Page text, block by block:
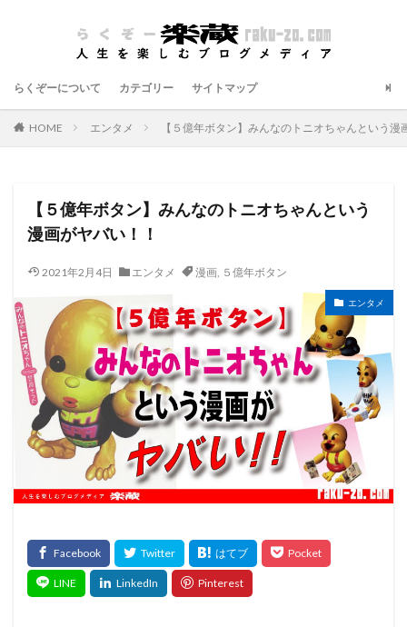
らくぞーについて カテゴリー サイトマップ
HOME エンタメ 【５億年ボタン】みんなのトニオちゃんという漫
【５億年ボタン】みんなのトニオちゃんという
漫画がヤバい！！
2021年2月4日 エンタメ 漫画, ５億年ボタン
エンタメ